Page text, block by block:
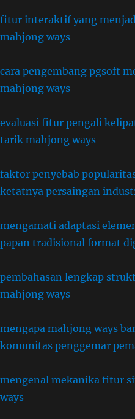
fitur interaktif yang
mahjong ways
cara pengembang pgsoft
mahjong ways
evaluasi fitur pengali
tarik mahjong ways
faktor penyebab
ketatnya persaingan
mengamati adaptasi
papan tradisional format
pembahasan lengkap
mahjong ways
mengapa mahjong ways
komunitas penggemar
mengenal mekanika fitur
ways